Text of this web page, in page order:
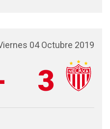
04 Octubre 2019
3